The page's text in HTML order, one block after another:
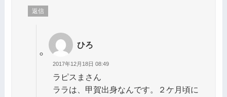
返信
ひろ
2017年12月18日 08:49
ラピスまさん
ララは、甲賀出身なんです。２ケ月頃に